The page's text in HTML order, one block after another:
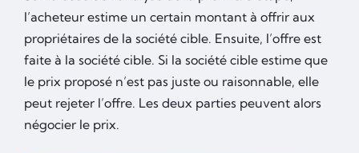
l’acheteur estime un certain montant à offrir aux
propriétaires de la société cible. Ensuite, l’offre est
faite à la société cible. Si la société cible estime que
le prix proposé n’est pas juste ou raisonnable, elle
peut rejeter l’offre. Les deux parties peuvent alors
négocier le prix.